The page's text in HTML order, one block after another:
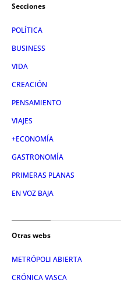
Secciones
POLÍTICA
BUSINESS
VIDA
CREACIÓN
PENSAMIENTO
VIAJES
+ECONOMÍA
GASTRONOMÍA
PRIMERAS PLANAS
EN VOZ BAJA
Otras webs
METRÓPOLI ABIERTA
CRÓNICA VASCA